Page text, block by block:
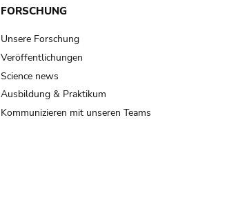
FORSCHUNG
Unsere Forschung
Veröffentlichungen
Science news
Ausbildung & Praktikum
Kommunizieren mit unseren Teams